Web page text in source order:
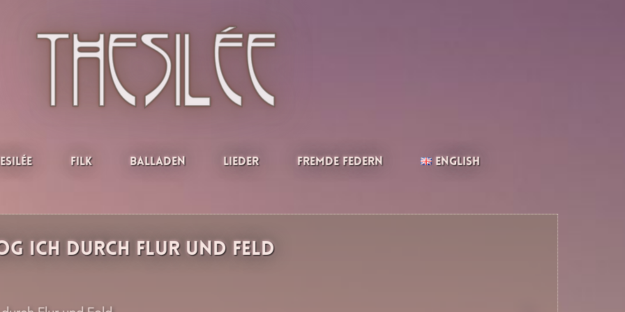
Filk Balladen Lieder Fremde Federn English
ich durch Flur und Feld